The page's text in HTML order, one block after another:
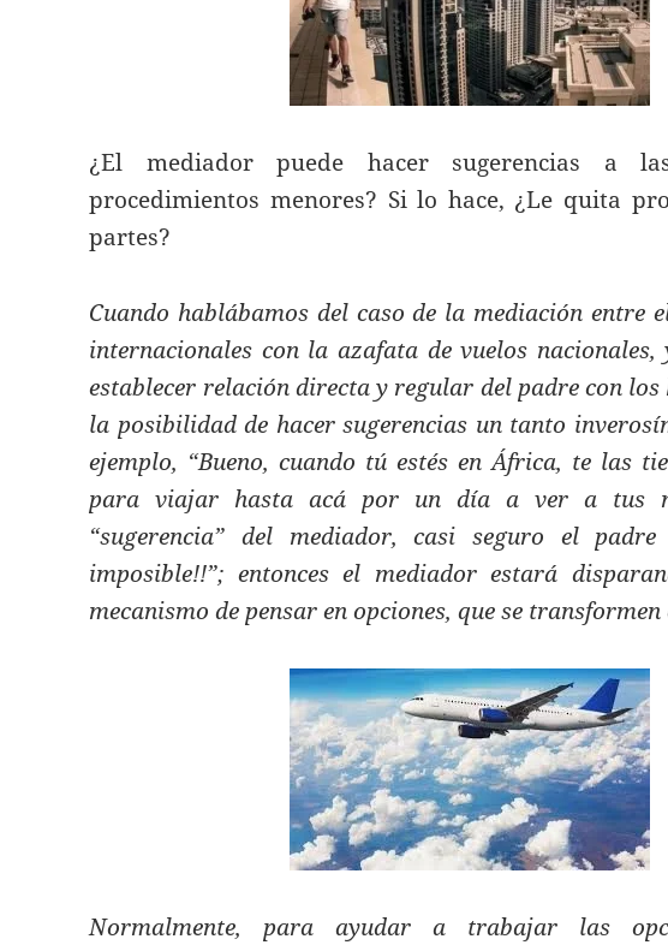
¿El mediador puede hacer sugerencias a
procedimientos menores? Si lo hace, ¿Le quita
partes?
Cuando hablábamos del caso de la mediación entre
internacionales con la azafata de vuelos
establecer relación directa y regular del padre con
la posibilidad de hacer sugerencias un tanto
ejemplo, “Bueno, cuando tú estés en África, te las
para viajar hasta acá por un día a ver a tus
“sugerencia” del mediador, casi seguro el
imposible!!”; entonces el mediador estará
mecanismo de pensar en opciones, que se
Normalmente, para ayudar a trabajar las